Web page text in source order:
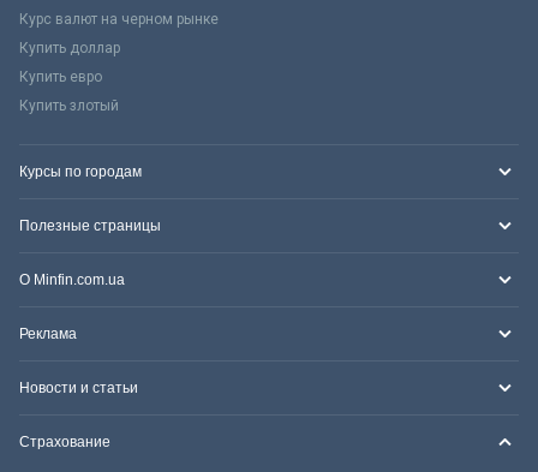
Курс валют на черном рынке
Купить доллар
Купить евро
Купить злотый
Курсы по городам
Полезные страницы
О Minfin.com.ua
Реклама
Новости и статьи
Страхование